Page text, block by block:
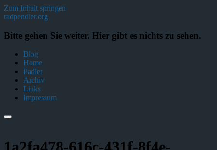
Zum Inhalt springen
radpendler.org
Bitte gehen Sie weiter. Hier gibt es nichts zu sehen.
Blog
Home
Padlet
Archiv
Links
Impressum